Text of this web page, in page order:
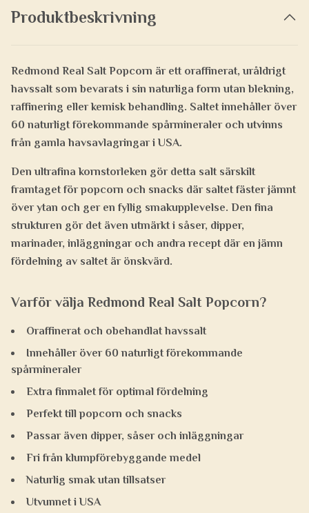
Produktbeskrivning
Redmond Real Salt Popcorn är ett oraffinerat, uråldrigt
havssalt som bevarats i sin naturliga form utan blekning,
raffinering eller kemisk behandling. Saltet innehåller över
60 naturligt förekommande spårmineraler och utvinns
från gamla havsavlagringar i USA.
Den ultrafina kornstorleken gör detta salt särskilt
framtaget för popcorn och snacks där saltet fäster jämnt
över ytan och ger en fyllig smakupplevelse. Den fina
strukturen gör det även utmärkt i såser, dipper,
marinader, inläggningar och andra recept där en jämn
fördelning av saltet är önskvärd.
Varför välja Redmond Real Salt Popcorn?
Oraffinerat och obehandlat havssalt
Innehåller över 60 naturligt förekommande
spårmineraler
Extra finmalet för optimal fördelning
Perfekt till popcorn och snacks
Passar även dipper, såser och inläggningar
Fri från klumpförebyggande medel
Naturlig smak utan tillsatser
Utvunnet i USA